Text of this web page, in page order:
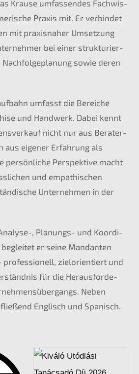
Krause umfas­sen­des Fachwis­
Praxis mit. Er verbin­det
mit praxis­na­her Umset­zung
bei einer struk­tu­rier­
sowie deren
umfasst die Berei­che
und Handwerk. Dabei kennt
nicht nur aus Berater­
aus eigener Erfah­rung als
persön­li­che Perspek­ti­ve macht
und empathi­schen
Unter­neh­men in der
, Planungs- und Koordi­
er seine Mandan­ten
profes­sio­nell, zielori­en­tiert und
für die Heraus­for­de­
Neben
Englisch und Spanisch.